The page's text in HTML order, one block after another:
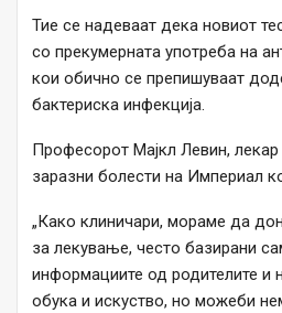
Тие се надеваат дека новиот
со прекумерната употреба на
кои обично се препишуваат
бактериска инфекција.
Професорот Мајкл Левин,
заразни болести на Империал
„Како клиничари, мораме да
за лекување, често базирани
информациите од родителите и
обука и искуство, но можеби